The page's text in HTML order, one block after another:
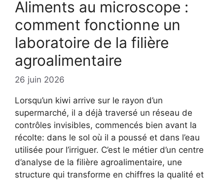
Aliments au microscope :
comment fonctionne un
laboratoire de la filière
agroalimentaire
26 juin 2026
Lorsqu’un kiwi arrive sur le rayon d’un
supermarché, il a déjà traversé un réseau de
contrôles invisibles, commencés bien avant la
récolte: dans le sol où il a poussé et dans l’eau
utilisée pour l’irriguer. C’est le métier d’un centre
d’analyse de la filière agroalimentaire, une
structure qui transforme en chiffres la qualité et